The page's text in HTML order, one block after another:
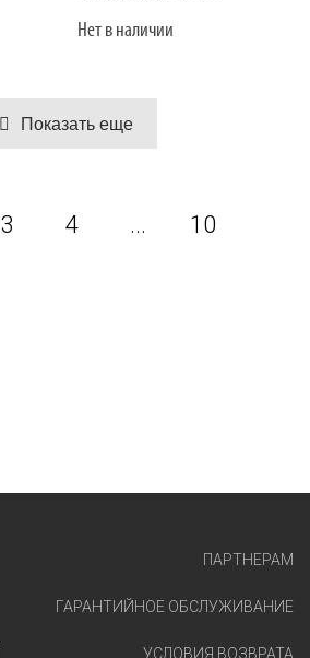
Нет в наличии
Показать еще
3 4 ...
10
ПАРТНЕРАМ
ГАРАНТИЙНОЕ ОБСЛУЖИВАНИЕ
УСЛОВИЯ ВОЗВРАТА